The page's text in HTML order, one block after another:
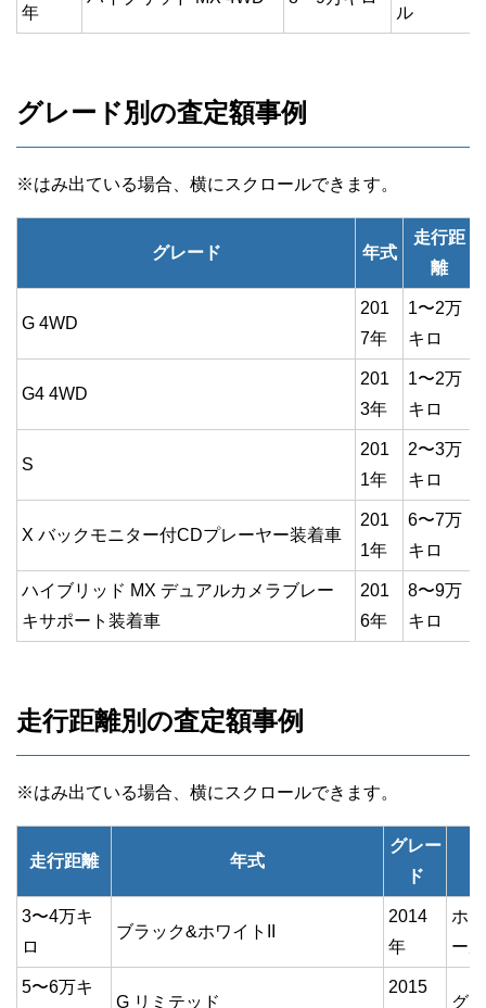
年
ル
グレード別の査定額事例
グレード 年式
走行距
離
G 4WD
201
7年
1〜2万
キロ
G4 4WD
201
3年
1〜2万
キロ
S
201
1年
2〜3万
キロ
X バックモニター付CDプレーヤー装着車
201
1年
6〜7万
キロ
ハイブリッド MX デュアルカメラブレー
キサポート装着車
201
6年
8〜9万
キロ
走行距離別の査定額事例
走行距離 年式
グレー
ド
3〜4万キ
ロ
ブラック&ホワイトII
2014
年
ホ
ール
5〜6万キ
G リミテッド
2015
グ